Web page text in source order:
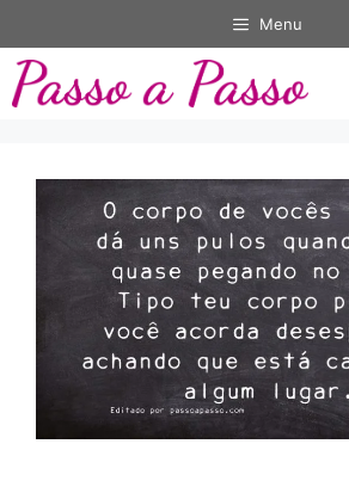
para
conteúdo
Menu